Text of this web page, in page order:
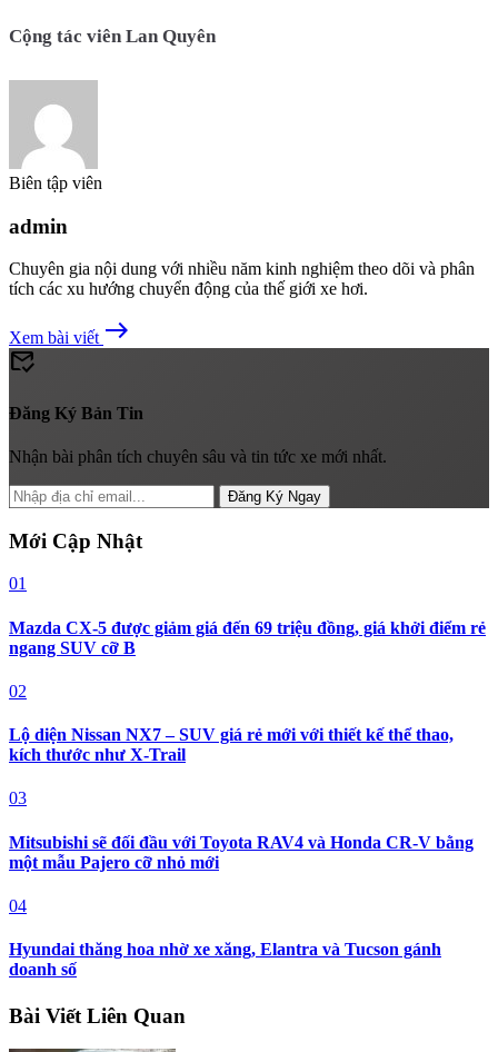
Cộng tác viên Lan Quyên
Biên tập viên
admin
Chuyên gia nội dung với nhiều năm kinh nghiệm theo dõi và phân
tích các xu hướng chuyển động của thế giới xe hơi.
Xem bài viết east
mark_email_read
Đăng Ký Bản Tin
Nhận bài phân tích chuyên sâu và tin tức xe mới nhất.
Đăng Ký Ngay
Mới Cập Nhật
01
Mazda CX-5 được giảm giá đến 69 triệu đồng, giá khởi điểm rẻ
ngang SUV cỡ B
02
Lộ diện Nissan NX7 – SUV giá rẻ mới với thiết kế thể thao,
kích thước như X-Trail
03
Mitsubishi sẽ đối đầu với Toyota RAV4 và Honda CR-V bằng
một mẫu Pajero cỡ nhỏ mới
04
Hyundai thăng hoa nhờ xe xăng, Elantra và Tucson gánh
doanh số
Bài Viết Liên Quan